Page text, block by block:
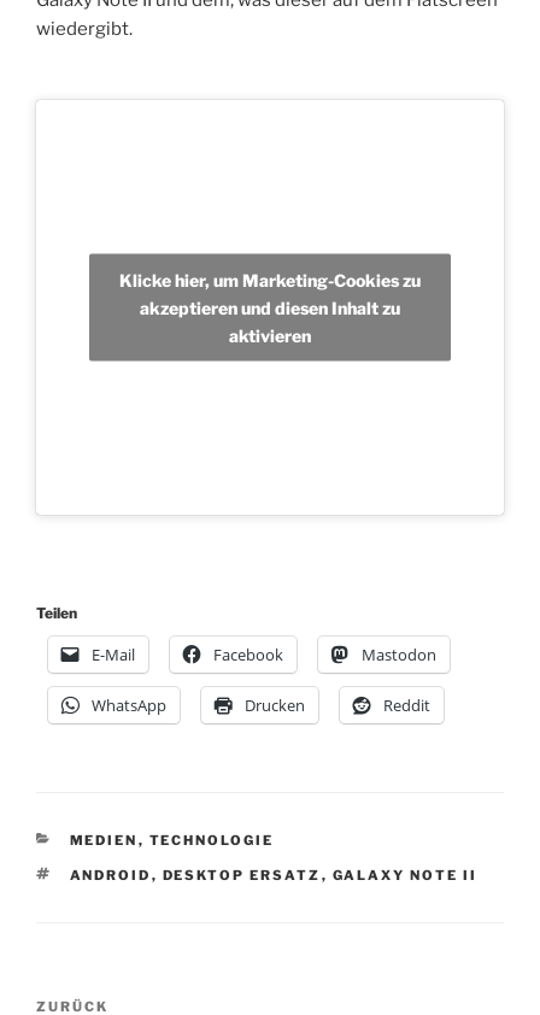
wiedergibt.
Klicke hier, um Marketing-Cookies zu
akzeptieren und diesen Inhalt zu
aktivieren
Teilen
E-Mail Facebook Mastodon
WhatsApp Drucken Reddit
KATEGORIEN
MEDIEN , TECHNOLOGIE
SCHLAGWÖRTER
ANDROID , DESKTOP ERSATZ , GALAXY NOTE II
Beitragsnavigation
Vorheriger
ZURÜCK